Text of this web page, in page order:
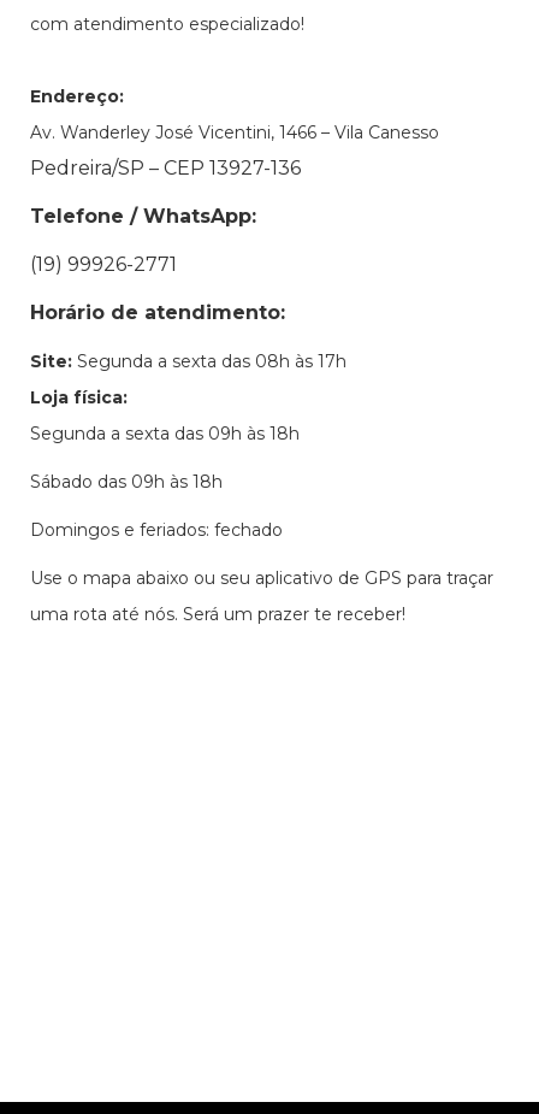
com atendimento especializado!
Endereço:
Av. Wanderley José Vicentini, 1466 – Vila Canesso
Pedreira/SP – CEP 13927-136
Telefone / WhatsApp:
(19) 99926-2771
Horário de atendimento:
Site: Segunda a sexta das 08h às 17h
Loja física:
Segunda a sexta das 09h às 18h
Sábado das 09h às 18h
Domingos e feriados: fechado
Use o mapa abaixo ou seu aplicativo de GPS para traçar
uma rota até nós. Será um prazer te receber!